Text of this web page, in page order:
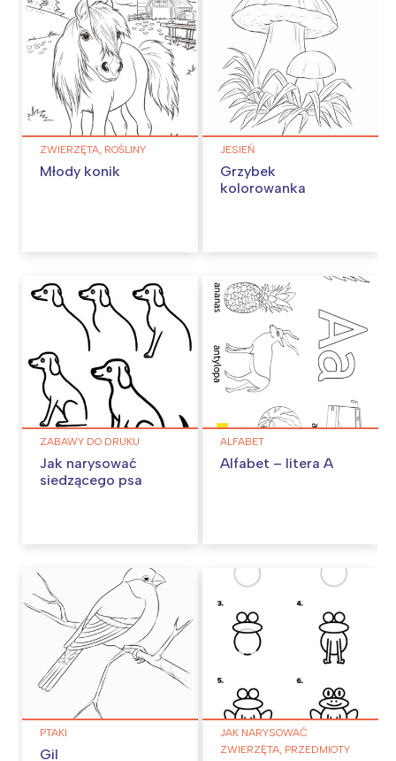
ZWIERZĘTA, ROŚLINY
Młody konik
JESIEŃ
Grzybek
kolorowanka
ZABAWY DO DRUKU
Jak narysować
siedzącego psa
ALFABET
Alfabet – litera A
PTAKI
Gil
JAK NARYSOWAĆ
ZWIERZĘTA, PRZEDMIOTY